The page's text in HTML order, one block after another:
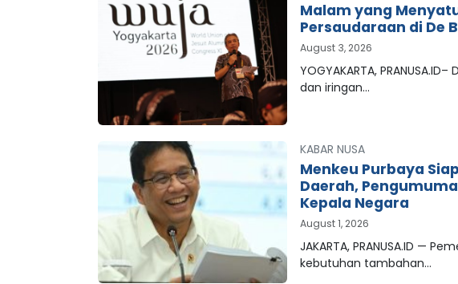
Malam yang
Persaudaraan di De
August 3, 2026
YOGYAKARTA,
dan iringan…
KABAR NUSA
Menkeu Purbaya
Daerah,
Kepala Negara
August 1, 2026
JAKARTA, PRANUSA.ID —
kebutuhan tambahan…